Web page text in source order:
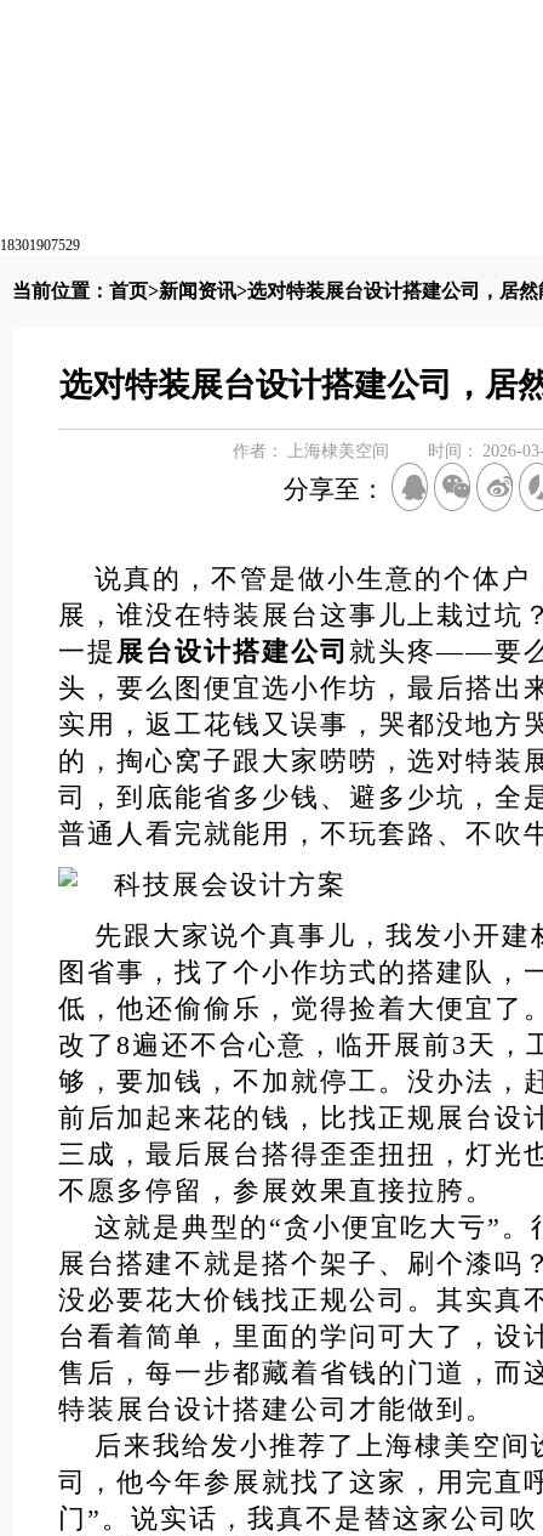
18301907529
当前位置： 首页>新闻资讯>选对特装展台设计搭建公司，居
选对特装展台设计搭建公司，居
作者： 上海棣美空间 时间： 2026-
分享至：
说真的，不管是做小生意的个体户
展，谁没在特装展台这事儿上栽过坑
一提 展台设计搭建公司就头疼——要
头，要么图便宜选小作坊，最后搭出
实用，返工花钱又误事，哭都没地方
的，掏心窝子跟大家唠唠，选对特装
司，到底能省多少钱、避多少坑，全
普通人看完就能用，不玩套路、不吹
先跟大家说个真事儿，我发小开建
图省事，找了个小作坊式的搭建队，
低，他还偷偷乐，觉得捡着大便宜了
改了8遍还不合心意，临开展前3天，
够，要加钱，不加就停工。没办法，
前后加起来花的钱，比找正规展台设
三成，最后展台搭得歪歪扭扭，灯光
不愿多停留，参展效果直接拉胯。
这就是典型的“贪小便宜吃大亏”。
展台搭建不就是搭个架子、刷个漆吗
没必要花大价钱找正规公司。其实真
台看着简单，里面的学问可大了，设
售后，每一步都藏着省钱的门道，而
特装展台设计搭建公司才能做到。
后来我给发小推荐了上海棣美空间
司，他今年参展就找了这家，用完直
门”。说实话，我真不是替这家公司